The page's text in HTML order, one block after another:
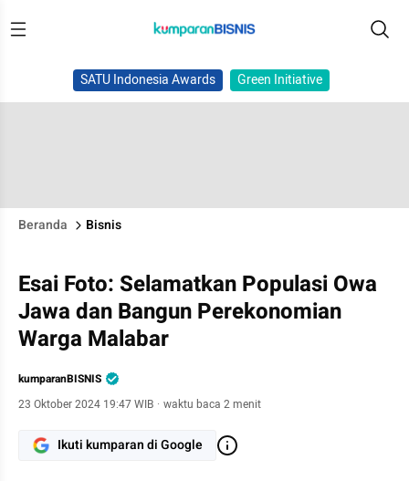
SATU Indonesia Awards Green Initiative
Beranda Bisnis
Esai Foto: Selamatkan Populasi Owa
Jawa dan Bangun Perekonomian
Warga Malabar
kumparanBISNIS
23 Oktober 2024 19:47 WIB · waktu baca 2 menit
Ikuti kumparan di Google